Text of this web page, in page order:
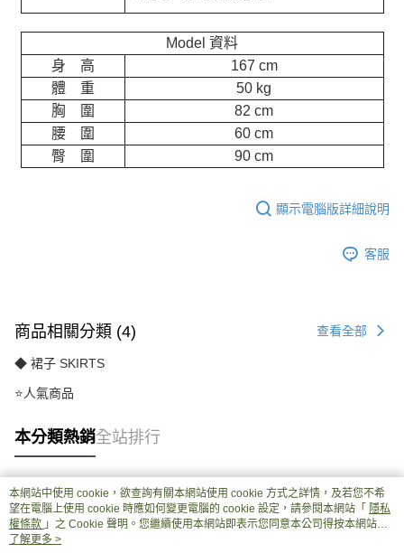
Model 資料
身 高
167 cm
體 重
50 kg
胸 圍
82 cm
腰 圍
60 cm
臀 圍
90 cm
顯示電腦版詳細說明
客服
商品相關分類 (4) 查看全部
◆ 裙子 SKIRTS
⭐人氣商品
本分類熱銷全站排行
熱門標籤
本網站中使用 cookie，欲查詢有關本網站使用 cookie 方式之詳情，及若您不希
望在電腦上使用 cookie 時應如何變更電腦的 cookie 設定，請參閱本網站「 隱私
權條款 」之 Cookie 聲明。您繼續使用本網站即表示您同意本公司得按本網站使
用條款之 Cookie 聲明使用 cookie。
了解更多 >